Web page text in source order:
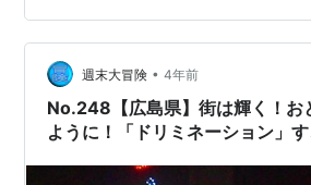
す。おとぎの国をテーマに、約140万
ツリー、フェニックスなどのオブジ
た、スイーツカフェや広島の地酒販売
プラリーなどのイベントも開催されま
さな子どもを連れた家族でいっぱい
週末大冒険 • 4年前
No.248【広島県】街は輝く！お
ように！「ドリミネーション」す